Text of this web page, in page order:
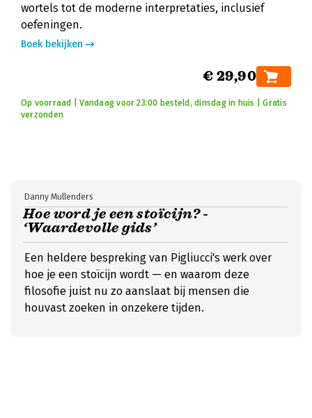
wortels tot de moderne interpretaties, inclusief
oefeningen.
Boek bekijken
€ 29,90
Op voorraad | Vandaag voor 23:00 besteld, dinsdag in huis | Gratis
verzonden
Hoe word je een stoïcijn? -
‘Waardevolle gids’
Danny Mullenders
Een heldere bespreking van Pigliucci's werk over
hoe je een stoïcijn wordt — en waarom deze
filosofie juist nu zo aanslaat bij mensen die
houvast zoeken in onzekere tijden.